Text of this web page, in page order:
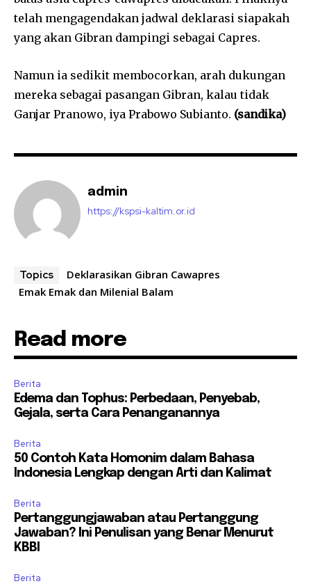
telah mengagendakan jadwal deklarasi siapakah
yang akan Gibran dampingi sebagai Capres.
Namun ia sedikit membocorkan, arah dukungan
mereka sebagai pasangan Gibran, kalau tidak
Ganjar Pranowo, iya Prabowo Subianto. (sandika)
admin
https://kspsi-kaltim.or.id
Topics
Deklarasikan Gibran Cawapres
Emak Emak dan Milenial Balam
Read more
Berita
Edema dan Tophus: Perbedaan, Penyebab,
Gejala, serta Cara Penanganannya
Berita
50 Contoh Kata Homonim dalam Bahasa
Indonesia Lengkap dengan Arti dan Kalimat
Berita
Pertanggungjawaban atau Pertanggung
Jawaban? Ini Penulisan yang Benar Menurut
KBBI
Berita